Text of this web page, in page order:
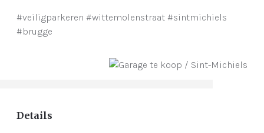
#veiligparkeren #wittemolenstraat #sintmichiels
#brugge
Details